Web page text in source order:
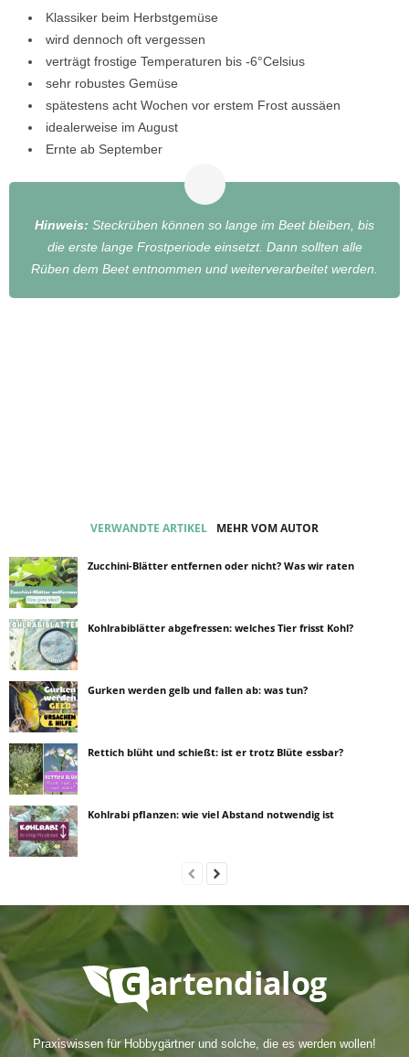
Klassiker beim Herbstgemüse
wird dennoch oft vergessen
verträgt frostige Temperaturen bis -6°Celsius
sehr robustes Gemüse
spätestens acht Wochen vor erstem Frost aussäen
idealerweise im August
Ernte ab September
Hinweis: Steckrüben können so lange im Beet bleiben, bis
die erste lange Frostperiode einsetzt. Dann sollten alle
Rüben dem Beet entnommen und weiterverarbeitet werden.
VERWANDTE ARTIKEL MEHR VOM AUTOR
Zucchini-Blätter entfernen oder nicht? Was wir raten
Kohlrabiblätter abgefressen: welches Tier frisst Kohl?
Gurken werden gelb und fallen ab: was tun?
Rettich blüht und schießt: ist er trotz Blüte essbar?
Kohlrabi pflanzen: wie viel Abstand notwendig ist
Praxiswissen für Hobbygärtner und solche, die es werden wollen!